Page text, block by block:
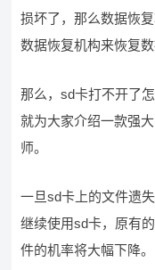
损坏了，那么数据恢
数据恢复机构来恢复数
那么，sd卡打不开了
就为大家介绍一款强
师。
一旦sd卡上的文件遗
继续使用sd卡，原有
件的机率将大幅下降。